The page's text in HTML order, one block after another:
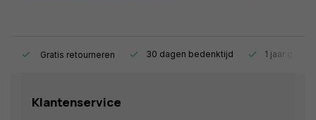
Gratis retourneren 30 dagen bedenktijd 1 jaar
Klantenservice